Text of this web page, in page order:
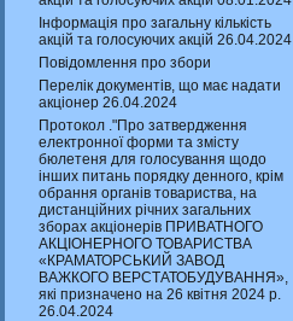
Інформація про загальну кількість
акцій та голосуючих акцій 26.04.2024
Повідомлення про збори
Перелік документів, що має надати
акціонер 26.04.2024
Протокол ."Про затвердження
електронної форми та змісту
бюлетеня для голосування щодо
інших питань порядку денного, крім
обрання органів товариства, на
дистанційних річних загальних
зборах акціонерів ПРИВАТНОГО
АКЦІОНЕРНОГО ТОВАРИСТВА
«КРАМАТОРСЬКИЙ ЗАВОД
ВАЖКОГО ВЕРСТАТОБУДУВАННЯ»,
які призначено на 26 квітня 2024 р.
26.04.2024